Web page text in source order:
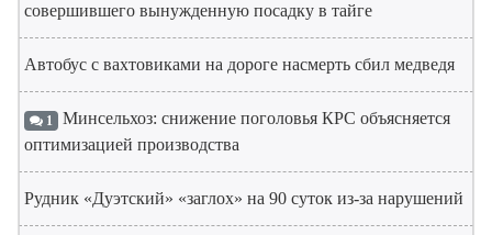
совершившего вынужденную посадку в тайге
Автобус с вахтовиками на дороге насмерть сбил медведя
1 Минсельхоз: снижение поголовья КРС объясняется
оптимизацией производства
Рудник «Дуэтский» «заглох» на 90 суток из-за нарушений